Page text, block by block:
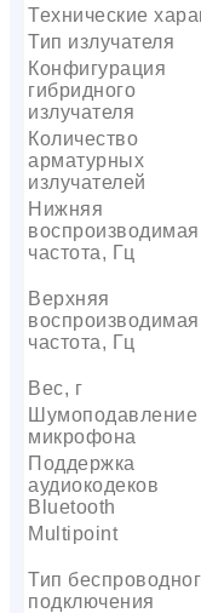
Технические
Тип излучателя
Конфигурация
гибридного
излучателя
Количество
арматурных
излучателей
Нижняя
воспроизводимая
частота, Гц
Верхняя
воспроизводимая
частота, Гц
Вес, г
Шумоподавление
микрофона
Поддержка
аудиокодеков
Bluetooth
Multipoint
Тип
подключения